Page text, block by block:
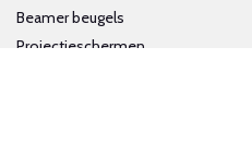
Beamer beugels
Projectieschermen